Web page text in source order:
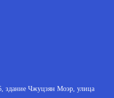
здание Чжуцзян Моэр, улица